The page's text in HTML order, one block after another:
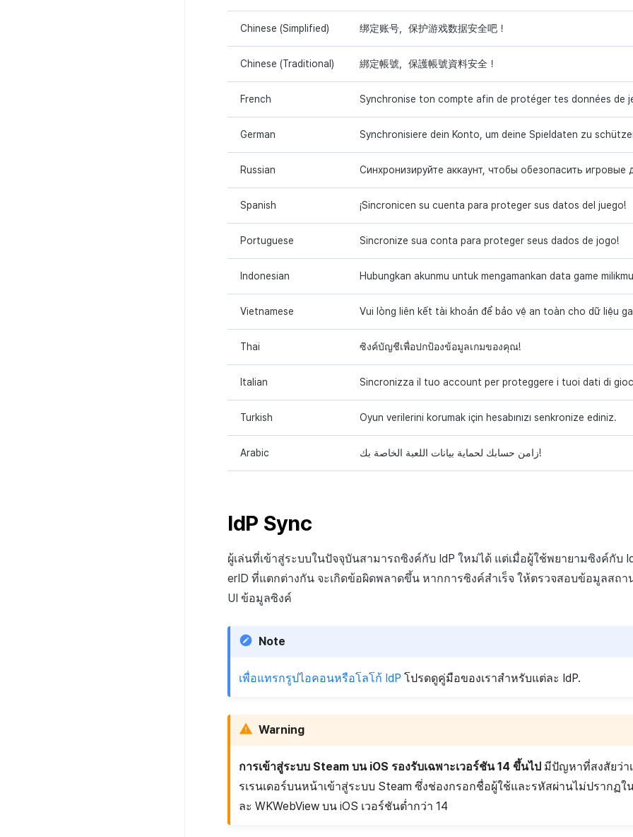
Chinese (Simplified) 绑定账号，保护游戏数据安全吧！
Chinese (Traditional) 綁定帳號，保護帳號資料安全！
French Synchronise ton compte afin de protéger tes données de
German Synchronisiere dein Konto, um deine Spieldaten zu
Russian Синхронизируйте аккаунт, чтобы обезопасить игровые
Spanish ¡Sincronicen su cuenta para proteger sus datos del juego!
Portuguese Sincronize sua conta para proteger seus dados de jogo!
Indonesian Hubungkan akunmu untuk mengamankan data game
Vietnamese Vui lòng liên kết tài khoản để bảo vệ an toàn cho dữ liệu
Thai ซิงค์บัญชีเพื่อปกป้องข้อมูลเกมของคุณ!
Italian Sincronizza il tuo account per proteggere i tuoi dati di
Turkish Oyun verilerini korumak için hesabınızı senkronize ediniz.
Arabic زامن حسابك لحماية بيانات اللعبة الخاصة بك!
IdP Sync
ผู้เล่นที่เข้าสู่ระบบในปัจจุบันสามารถซิงค์กับ IdP ใหม่ได้ แต่เมื่อผู้ใช้พยายามซิงค์กับ
erID ที่แตกต่างกัน จะเกิดข้อผิดพลาดขึ้น หากการซิงค์สำเร็จ ให้ตรวจสอบข้อมูลสถา
UI ข้อมูลซิงค์
Note
เพื่อแทรกรูปไอคอนหรือโลโก้ IdP โปรดดูคู่มือของเราสำหรับแต่ละ IdP.
Warning
การเข้าสู่ระบบ Steam บน iOS รองรับเฉพาะเวอร์ชัน 14 ขึ้นไป มีปัญหาที่สงสัยว่า
รเรนเดอร์บนหน้าเข้าสู่ระบบ Steam ซึ่งช่องกรอกชื่อผู้ใช้และรหัสผ่านไม่ปรากฏใน
ละ WKWebView บน iOS เวอร์ชันต่ำกว่า 14